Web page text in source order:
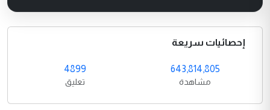
إحصائيات سريعة
643,814,805
مشاهدة
4899
تعليق